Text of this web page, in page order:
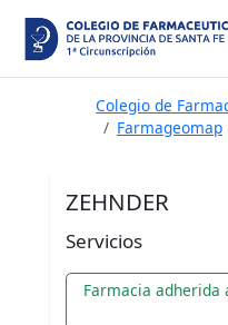
contenido
Colegio de
Farmageomap
ZEHNDER
Servicios
Farmacia adherida